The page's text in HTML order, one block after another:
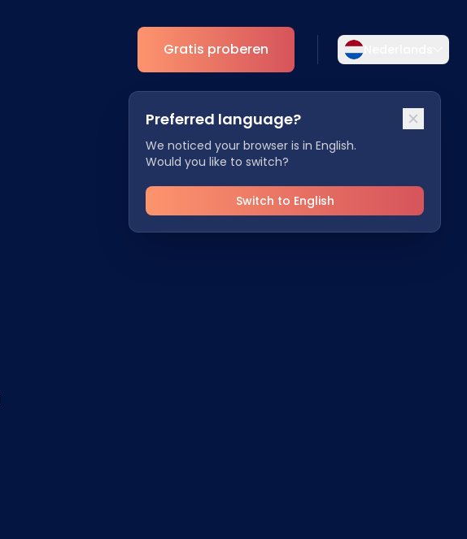
Analytics
Preferred language?
We noticed your browser is in English.
Would you like to switch?
Switch to English
Gratis proberen
Kies uw voorkeurstaal voor een meer
persoonlijke ervaring.
English Deutsch
Español Dansk